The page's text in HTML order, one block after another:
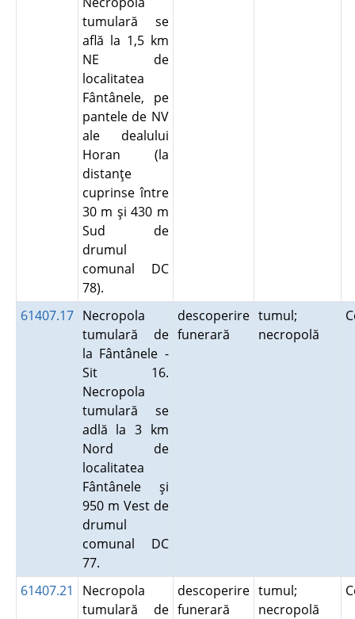
tumulară se
află la 1,5 km
NE de
localitatea
Fântânele, pe
pantele de NV
ale dealului
Horan (la
distanţe
cuprinse între
30 m şi 430 m
Sud de
drumul
comunal DC
78).
61407.17 Necropola
tumulară de
la Fântânele -
Sit 16.
Necropola
tumulară se
adlă la 3 km
Nord de
localitatea
Fântânele şi
950 m Vest de
drumul
comunal DC
77.
descoperire
funerară
tumul;
necropolă
61407.21
Necropola
tumulară de
descoperire
funerară
tumul;
necropolă